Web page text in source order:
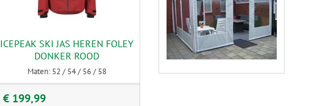
ICEPEAK SKI JAS HEREN FOLEY
DONKER ROOD
Maten: 52 / 54 / 56 / 58
€ 199,99